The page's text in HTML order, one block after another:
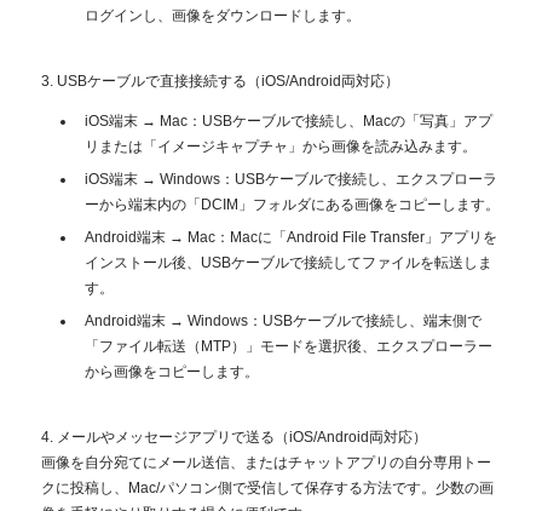
ログインし、画像をダウンロードします。
3. USBケーブルで直接接続する（iOS/Android両対応）
iOS端末 → Mac：USBケーブルで接続し、Macの「写真」アプ
リまたは「イメージキャプチャ」から画像を読み込みます。
iOS端末 → Windows：USBケーブルで接続し、エクスプローラ
ーから端末内の「DCIM」フォルダにある画像をコピーします。
Android端末 → Mac：Macに「Android File Transfer」アプリを
インストール後、USBケーブルで接続してファイルを転送しま
す。
Android端末 → Windows：USBケーブルで接続し、端末側で
「ファイル転送（MTP）」モードを選択後、エクスプローラー
から画像をコピーします。
4. メールやメッセージアプリで送る（iOS/Android両対応）
画像を自分宛てにメール送信、またはチャットアプリの自分専用トー
クに投稿し、Mac/パソコン側で受信して保存する方法です。少数の画